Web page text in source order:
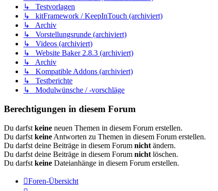
↳ Testvorlagen
↳ kitFramework / KeepInTouch (archiviert)
↳ Archiv
↳ Vorstellungsrunde (archiviert)
↳ Videos (archiviert)
↳ Website Baker 2.8.3 (archiviert)
↳ Archiv
↳ Kompatible Addons (archiviert)
↳ Testberichte
↳ Modulwünsche / -vorschläge
Berechtigungen in diesem Forum
Du darfst keine neuen Themen in diesem Forum erstellen.
Du darfst keine Antworten zu Themen in diesem Forum erstellen.
Du darfst deine Beiträge in diesem Forum nicht ändern.
Du darfst deine Beiträge in diesem Forum nicht löschen.
Du darfst keine Dateianhänge in diesem Forum erstellen.
Foren-Übersicht